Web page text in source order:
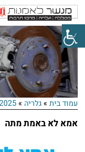
עמוד בית »גלריה »
אמא לא באמת מתה